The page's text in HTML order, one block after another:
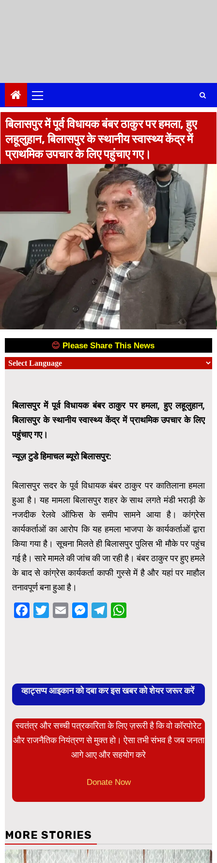
Menu
बिलासपुर में पूर्व विधायक बंबर ठाकुर पर हमला, हुए
लहूलुहान, बिलासपुर के स्थानीय स्वास्थ्य केंद्र में
प्राथमिक उपचार के लिए पहुंचाए गए।
😊 Please Share This News
बिलासपुर में पूर्व विधायक बंबर ठाकुर पर हमला, हुए लहूलुहान,
बिलासपुर के स्थानीय स्वास्थ्य केंद्र में प्राथमिक उपचार के लिए
पहुंचाए गए।
न्यूज़ टुडे हिमाचल ब्यूरो बिलासपुर:
बिलासपुर सदर के पूर्व विधायक बंबर ठाकुर पर कातिलाना हमला
हुआ है। यह मामला बिलासपुर शहर के साथ लगते मंडी भराड़ी के
नजदीक रेलवे ऑफिस के समीप सामने आया है। कांग्रेस
कार्यकर्ताओं का आरोप कि यह हमला भाजपा के कार्यकर्ताओं द्वारा
किया गया है। सूचना मिलते ही बिलासपुर पुलिस भी मौके पर पहुंच
गई है। सारे मामले की जांच की जा रही है। बंबर ठाकुर पर हुए हमले
के बाद से कांग्रेस कार्यकर्ता काफी गुस्से में है और यहां पर माहौल
तनावपूर्ण बना हुआ है।
Facebook
Twitter
EmailMessenger
Telegram
व्हाट्सप्प आइकान को दबा कर इस खबर को शेयर जरूर करें
स्वतंत्र और सच्ची पत्रकारिता के लिए ज़रूरी है कि वो कॉरपोरेट
और राजनैतिक नियंत्रण से मुक्त हो। ऐसा तभी संभव है जब जनता
आगे आए और सहयोग करे
Donate Now
MORE STORIES